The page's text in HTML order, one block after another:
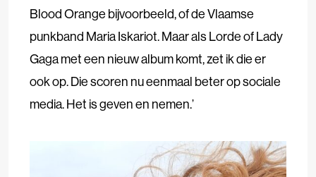
Blood Orange bijvoorbeeld, of de Vlaamse
punkband Maria Iskariot. Maar als Lorde of Lady
Gaga met een nieuw album komt, zet ik die er
ook op. Die scoren nu eenmaal beter op sociale
media. Het is geven en nemen.’